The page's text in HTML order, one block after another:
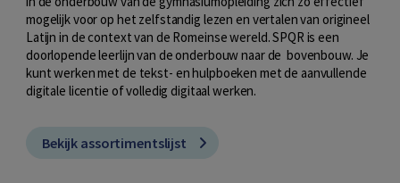
mogelijk voor op het zelfstandig lezen en vertalen van origineel
Latijn in de context van de Romeinse wereld. SPQR is een
doorlopende leerlijn van de onderbouw naar de bovenbouw. Je
kunt werken met de tekst- en hulpboeken met de aanvullende
digitale licentie of volledig digitaal werken.
Bekijk assortimentslijst